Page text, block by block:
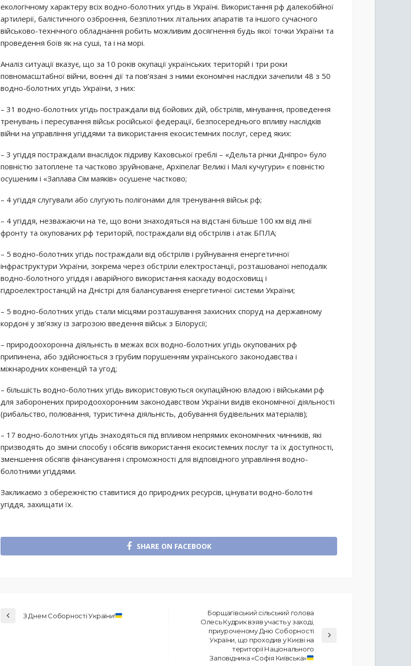
екологічному характеру всіх водно-болотних угідь в Україні. Використання рф далекобійної
артилерії, балістичного озброєння, безпілотних літальних апаратів та іншого сучасного
військово-технічного обладнання робить можливим досягнення будь якої точки України та
проведення боїв як на суші, та і на морі.
Аналіз ситуації вказує, що за 10 років окупації українських територій і три роки
повномасштабної війни, воєнні дії та пов’язані з ними економічні наслідки зачепили 48 з 50
водно-болотних угідь України, з них:
– 31 водно-болотних угідь постраждали від бойових дій, обстрілів, мінування, проведення
тренувань і пересування військ російської федерації, безпосереднього впливу наслідків
війни на управління угіддями та використання екосистемних послуг, серед яких:
– 3 угіддя постраждали внаслідок підриву Каховської греблі – «Дельта річки Дніпро» було
повністю затоплене та частково зруйноване, Архіпелаг Великі і Малі кучугури» є повністю
осушеним і «Заплава Сім маяків» осушене частково;
– 4 угіддя слугували або слугують полігонами для тренування військ рф;
– 4 угіддя, незважаючи на те, що вони знаходяться на відстані більше 100 км від лінії
фронту та окупованих рф територій, постраждали від обстрілів і атак БПЛА;
– 5 водно-болотних угідь постраждали від обстрілів і руйнування енергетичної
інфраструктури України, зокрема через обстріли електростанції, розташованої неподалік
водно-болотного угіддя і аварійного використання каскаду водосховищ і
гідроелектростанцій на Дністрі для балансування енергетичної системи України;
– 5 водно-болотних угідь стали місцями розташування захисних споруд на державному
кордоні у зв’язку із загрозою введення військ з Білорусії;
– природоохоронна діяльність в межах всіх водно-болотних угідь окупованих рф
припинена, або здійснюється з грубим порушенням українського законодавства і
міжнародних конвенцій та угод;
– більшість водно-болотних угідь використовуються окупаційною владою і військами рф
для заборонених природоохоронним законодавством України видів економічної діяльності
(рибальство, полювання, туристична діяльність, добування будівельних матеріалів);
– 17 водно-болотних угідь знаходяться під впливом непрямих економічних чинників, які
призводять до зміни способу і обсягів використання екосистемних послуг та їх доступності,
зменшення обсягів фінансування і спроможності для відповідного управління водно-
болотними угіддями.
Закликаємо з обережністю ставитися до природних ресурсів, цінувати водно-болотні
угіддя, захищати їх.
SHARE ON FACEBOOK
З Днем Соборності України!
Борщагівський сільський голова
Олесь Кудрик взяв участь у заході,
приуроченому Дню Соборності
України, що проходив у Києві на
території Національного
Заповідника «Софія Київська»